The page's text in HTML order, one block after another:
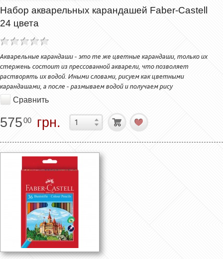
Набор акварельных карандашей Faber-Castell
24 цвета
Акварельные карандаши - это те же цветные карандаши, только их
стержень состоит из прессованной акварели, что позволяет
растворять их водой. Иными словами, рисуем как цветными
карандашами, а после - размываем водой и получаем рису
Сравнить
57500 грн.